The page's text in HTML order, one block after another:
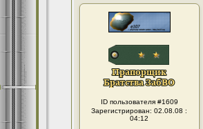
ID пользователя #1609
Зарегистрирован: 02.08.08 :
04:12